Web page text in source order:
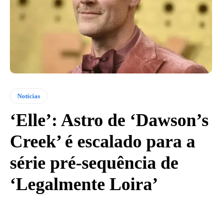
Notícias
‘Elle’: Astro de ‘Dawson’s
Creek’ é escalado para a
série pré-sequência de
‘Legalmente Loira’